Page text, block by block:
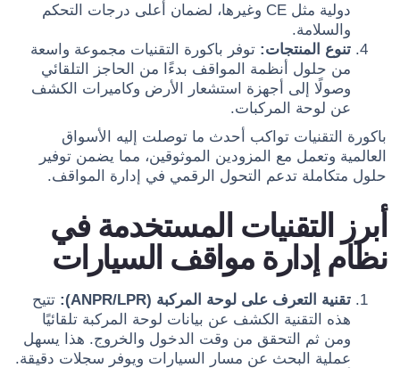
دولية مثل CE وغيرها، لضمان أعلى درجات التحكم
والسلامة.
تنوع المنتجات: توفر باكورة التقنيات مجموعة واسعة
من حلول أنظمة المواقف بدءًا من الحاجز التلقائي
وصولًا إلى أجهزة استشعار الأرض وكاميرات الكشف
عن لوحة المركبات.
باكورة التقنيات تواكب أحدث ما توصلت إليه الأسواق
العالمية وتعمل مع المزودين الموثوقين، مما يضمن توفير
حلول متكاملة تدعم التحول الرقمي في إدارة المواقف.
أبرز التقنيات المستخدمة في
نظام إدارة مواقف السيارات
تقنية التعرف على لوحة المركبة (ANPR/LPR):
تتيح
هذه التقنية الكشف عن بيانات لوحة المركبة تلقائيًا
ومن ثم التحقق من وقت الدخول والخروج. هذا يسهل
عملية البحث عن مسار السيارات ويوفر سجلات دقيقة.